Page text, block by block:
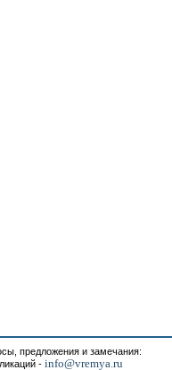
предложения и замечания:
- info@vremya.ru